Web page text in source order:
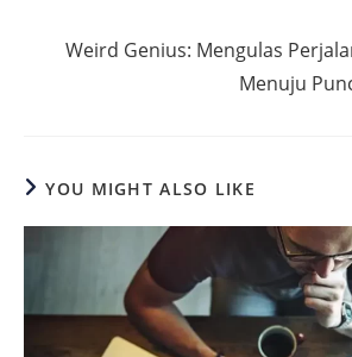
Weird Genius: Mengulas
Menuju
YOU MIGHT ALSO LIKE